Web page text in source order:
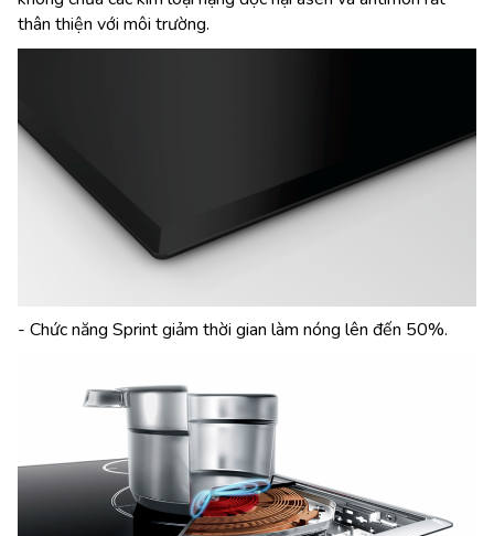
thân thiện với môi trường.
- Chức năng Sprint giảm thời gian làm nóng lên đến 50%.